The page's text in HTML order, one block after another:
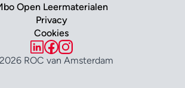
Open Leermaterialen
Privacy
Cookies
ROC van Amsterdam